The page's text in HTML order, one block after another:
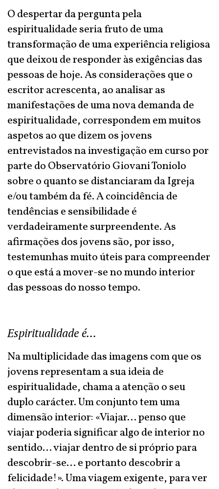
O despertar da pergunta pela
espiritualidade seria fruto de uma
transformação de uma experiência religiosa
que deixou de responder às exigências das
pessoas de hoje. As considerações que o
escritor acrescenta, ao analisar as
manifestações de uma nova demanda de
espiritualidade, correspondem em muitos
aspetos ao que dizem os jovens
entrevistados na investigação em curso por
parte do Observatório Giovani Toniolo
sobre o quanto se distanciaram da Igreja
e/ou também da fé. A coincidência de
tendências e sensibilidade é
verdadeiramente surpreendente. As
afirmações dos jovens são, por isso,
testemunhas muito úteis para compreender
o que está a mover-se no mundo interior
das pessoas do nosso tempo.
Espiritualidade é…
Na multiplicidade das imagens com que os
jovens representam a sua ideia de
espiritualidade, chama a atenção o seu
duplo carácter. Um conjunto tem uma
dimensão interior: «Viajar… penso que
viajar poderia significar algo de interior no
sentido… viajar dentro de si próprio para
descobrir-se… e portanto descobrir a
felicidade!». Uma viagem exigente, para ver